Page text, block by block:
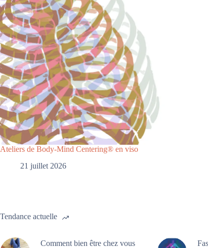
Ateliers de Body-Mind Centering® en viso
21 juillet 2026
Tendance actuelle
Comment bien être chez vous